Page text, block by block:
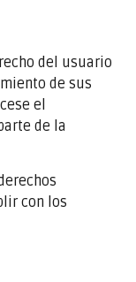
del usuario
de sus
el
de la
con los